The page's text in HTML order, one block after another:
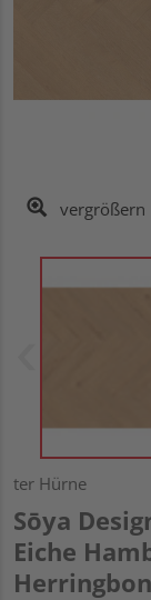
vergrößern
ter Hürne
Sōya
Eiche